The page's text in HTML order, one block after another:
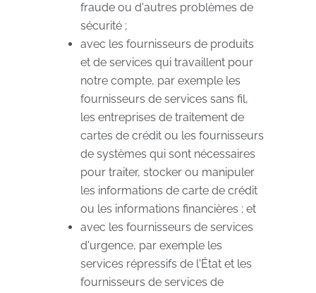
fraude ou d'autres problèmes de
sécurité ;
avec les fournisseurs de produits
et de services qui travaillent pour
notre compte, par exemple les
fournisseurs de services sans fil,
les entreprises de traitement de
cartes de crédit ou les fournisseurs
de systèmes qui sont nécessaires
pour traiter, stocker ou manipuler
les informations de carte de crédit
ou les informations financières ; et
avec les fournisseurs de services
d'urgence, par exemple les
services répressifs de l'État et les
fournisseurs de services de